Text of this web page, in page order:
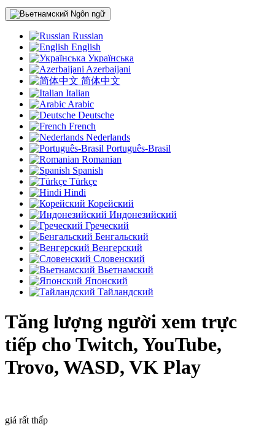
Ngôn ngữ
Russian
English
Українська
Azerbaijani
简体中文
Italian
Arabic
Deutsche
French
Nederlands
Português-Brasil
Romanian
Spanish
Türkçe
Hindi
Корейский
Индонезийский
Греческий
Бенгальский
Венгерский
Словенский
Вьетнамский
Японский
Тайландский
Tăng lượng người xem trực
tiếp cho Twitch, YouTube,
Trovo, WASD, VK Play
giá rất thấp